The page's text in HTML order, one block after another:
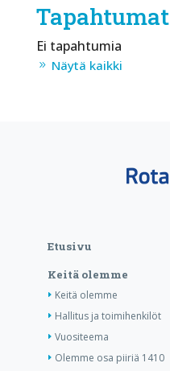
Tapahtumat
Ei tapahtumia
Näytä kaikki
Etusivu
Keitä olemme
Keitä olemme
Hallitus ja toimihenkilöt
Vuositeema
Olemme osa piiriä 1410